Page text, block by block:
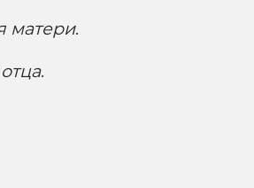
матери.
.